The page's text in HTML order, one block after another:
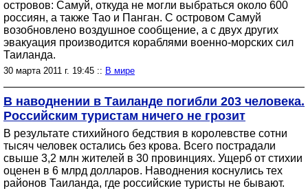
островов: Самуй, откуда не могли выбраться около 600
россиян, а также Тао и Панган. С островом Самуй
возобновлено воздушное сообщение, а с двух других
эвакуация производится кораблями военно-морских сил
Таиланда.
30 марта 2011 г. 19:45 :: В мире
В наводнении в Таиланде погибли 203 человека.
Российским туристам ничего не грозит
В результате стихийного бедствия в королевстве сотни
тысяч человек остались без крова. Всего пострадали
свыше 3,2 млн жителей в 30 провинциях. Ущерб от стихии
оценен в 6 млрд долларов. Наводнения коснулись тех
районов Таиланда, где российские туристы не бывают.